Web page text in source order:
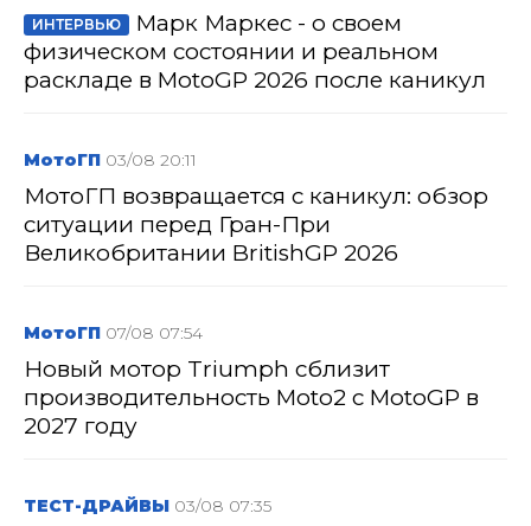
ИНТЕРВЬЮ
Марк Маркес - о своем
физическом состоянии и реальном
раскладе в MotoGP 2026 после каникул
МотоГП 03/08 20:11
МотоГП возвращается с каникул: обзор
ситуации перед Гран-При
Великобритании BritishGP 2026
МотоГП 07/08 07:54
Новый мотор Triumph сблизит
производительность Moto2 с MotoGP в
2027 году
ТЕСТ-ДРАЙВЫ 03/08 07:35